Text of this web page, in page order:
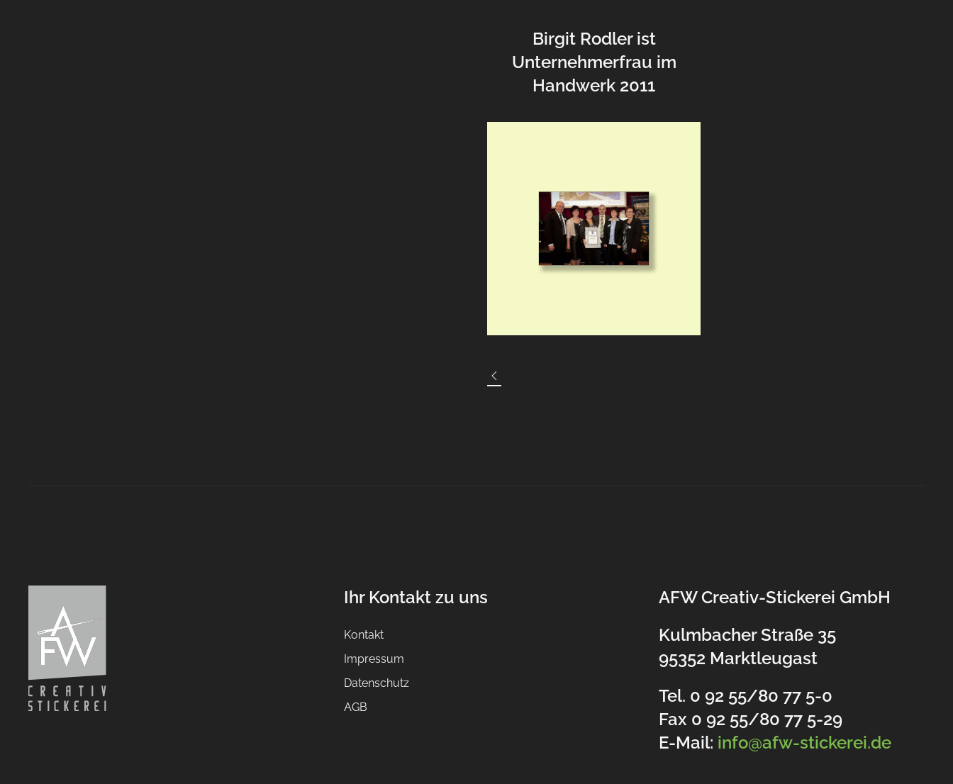
Birgit Rodler ist
Unternehmerfrau im
Handwerk 2011
Ihr Kontakt zu uns
Kontakt
Impressum
Datenschutz
AGB
AFW Creativ-Stickerei GmbH
Kulmbacher Straße 35
95352 Marktleugast
Tel. 0 92 55/80 77 5-0
Fax 0 92 55/80 77 5-29
E-Mail: info@afw-stickerei.de